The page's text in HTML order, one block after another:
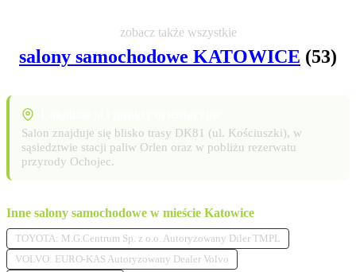
zobacz także wszystkie
salony samochodowe KATOWICE (53)
Salon znajduje się blisko trasy DK81 (ul. Kościuszki), w
sąsiedztwie stacji paliw Orlen oraz w pobliżu rezerwatu
przyrody Ochojec.
Inne salony samochodowe w mieście Katowice
TOYOTA: M.G.Centrum Sp. z o.o. Autoryzowany Diler TMPL
VOLVO: EURO-KAS Autoryzowany Dealer Volvo